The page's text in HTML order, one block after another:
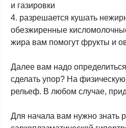
и газировки
4. разрешается кушать
обезжиренные
жира вам помогут фрукты и
Далее вам надо
сделать упор? На
рельеф. В любом случае,
Для начала вам нужно знать